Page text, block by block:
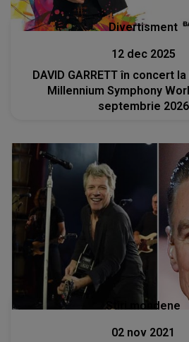
Divertisment
12 dec 2025
DAVID GARRETT în concert
Millennium Symphony
septembrie 2026
Stiri mondene
02 nov 2021